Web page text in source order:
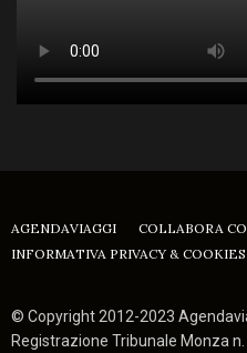
AGENDAVIAGGI
COLLABORA
INFORMATIVA PRIVACY & COOKIES
© Copyright 2012-2023
Registrazione Tribunale Monza